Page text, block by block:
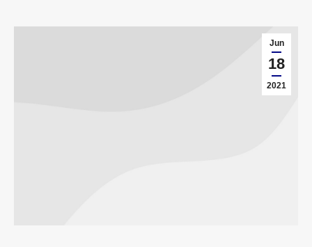
Jun
18
2021